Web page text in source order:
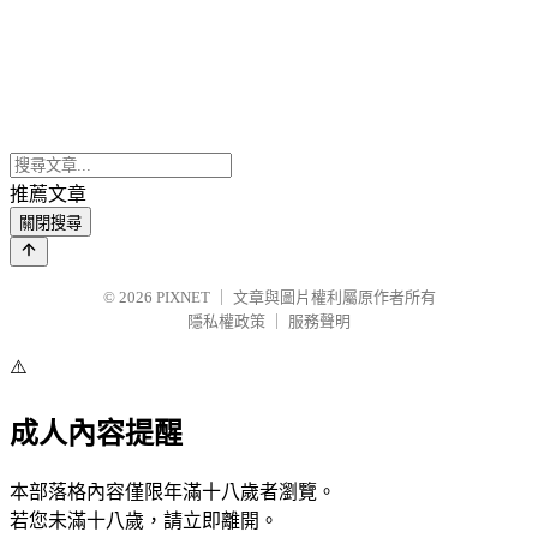
推薦文章
關閉搜尋
© 2026 PIXNET
文章與圖片權利屬原作者所有
隱私權政策
服務聲明
⚠️
成人內容提醒
本部落格內容僅限年滿十八歲者瀏覽。
若您未滿十八歲，請立即離開。